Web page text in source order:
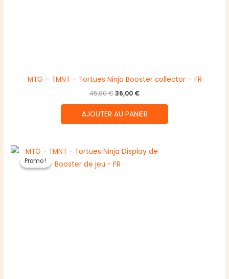
MTG – TMNT – Tortues Ninja Booster collector – FR
45,00€Le
était :
45,00 €.
36,00 €Le
est :
36,00 €.
AJOUTER AU PANIER
Promo !
Promo !